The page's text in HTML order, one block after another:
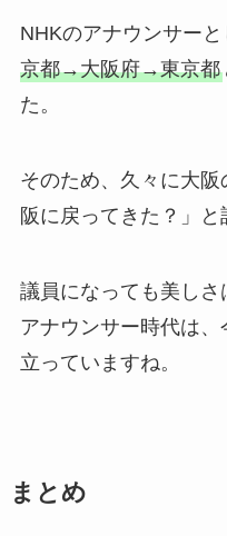
NHKのアナウンサーと
京都→大阪府→東京都
た。
そのため、久々に大
阪に戻ってきた？」と
議員になっても美しさ
アナウンサー時代は
立っていますね。
まとめ